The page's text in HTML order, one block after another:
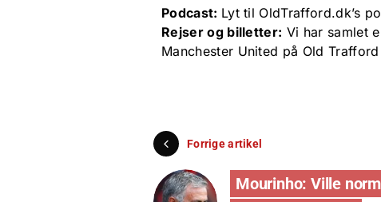
Podcast: Lyt til OldTrafford.dk’s
Rejser og billetter: Vi har samlet
Manchester United på Old Trafford
Forrige artikel
Mourinho: Ville